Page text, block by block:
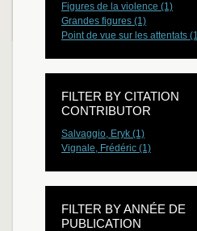
Figures de la violence (1)
Grandes figures (1)
Point de vue sur les attentats
FILTER BY CITATION
CONTRIBUTOR
Salvaggio, Eryk (1)
Vignale, Frédéric (1)
FILTER BY ANNÉE DE
PUBLICATION